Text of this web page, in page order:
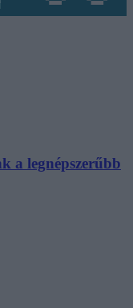
a legnépszerűbb